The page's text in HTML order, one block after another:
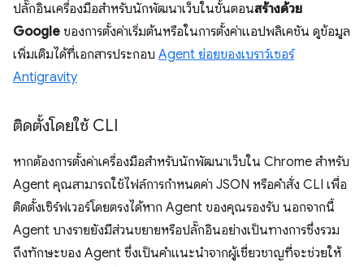
ปลั๊กอินเครื่องมือสำหรับนักพัฒนาเว็บในขั้นตอนสร้างด้วย
Google ของการตั้งค่าเริ่มต้นหรือในการตั้งค่าแอปพลิเคชัน ดูข้อมูล
เพิ่มเติมได้ที่เอกสารประกอบ Agent ย่อยของเบราว์เซอร์
Antigravity
ติดตั้งโดยใช้ CLI
หากต้องการตั้งค่าเครื่องมือสำหรับนักพัฒนาเว็บใน Chrome สำหรับ
Agent คุณสามารถใช้ไฟล์การกำหนดค่า JSON หรือคำสั่ง CLI เพื่อ
ติดตั้งเซิร์ฟเวอร์โดยตรงได้หาก Agent ของคุณรองรับ นอกจากนี้
Agent บางรายยังมีส่วนขยายหรือปลั๊กอินอย่างเป็นทางการซึ่งรวม
ถึงทักษะของ Agent ซึ่งเป็นคำแนะนำจากผู้เชี่ยวชาญที่จะช่วยให้